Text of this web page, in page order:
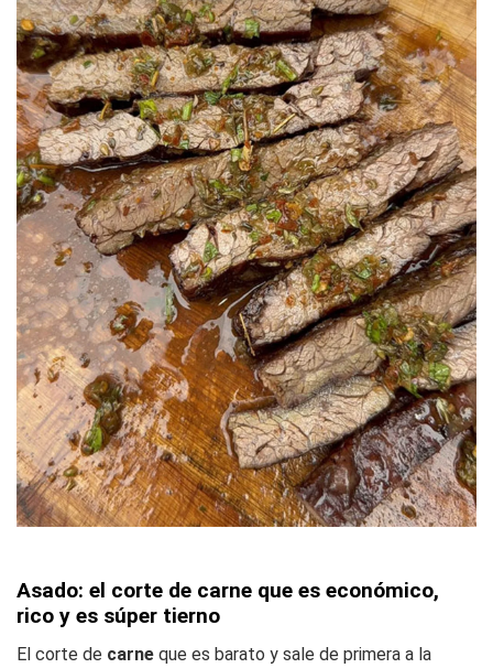
Asado: el corte de carne que es económico,
rico y es súper tierno
El corte de carne que es barato y sale de primera a la